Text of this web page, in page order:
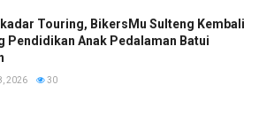
Touring, BikersMu Sulteng Kembali
Pendidikan Anak Pedalaman Batui
2026 30